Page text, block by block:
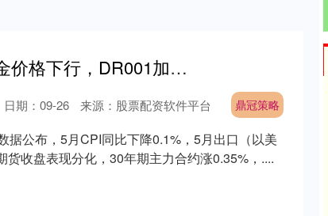
鼎冠策略 债市收盘|资金价格下行，DR001加权均价跌破1.4%，30年期主力合约涨0.35%
鼎冠策略
日期：09-26 来源：股票配资软件平台
据公布，5月CPI同比下降0.1%，5月出口（以美
货收盘表现分化，30年期主力合约涨0.35%，....